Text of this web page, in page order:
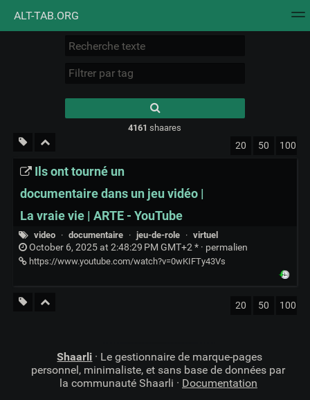
ALT-TAB.ORG
Nuage de tags Mur d'images
results.
4161 shaares
20 50 100
Ils ont tourné un
documentaire dans un jeu vidéo |
La vraie vie | ARTE - YouTube
video · documentaire · jeu-de-role · virtuel
October 6, 2025 at 2:48:29 PM GMT+2 * · permalien
https://www.youtube.com/watch?v=0wKIFTy43Vs
20 50 100
Shaarli · Le gestionnaire de marque-pages
personnel, minimaliste, et sans base de données par
la communauté Shaarli · Documentation